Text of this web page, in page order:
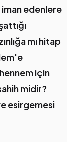
iman edenlere
mı hitap
için
midir?
esirgemesi